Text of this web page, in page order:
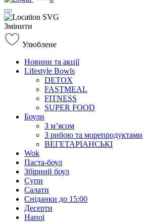
Змінити
Улюблене
Новини та акції
Lifestyle Bowls
DETOX
FASTMEAL
FITNESS
SUPER FOOD
Боули
З м’ясом
З рибою та морепродуктами
ВЕГЕТАРІАНСЬКІ
Wok
Паста-боул
Збірний боул
Супи
Салати
Сніданки до 15:00
Десерти
Напої